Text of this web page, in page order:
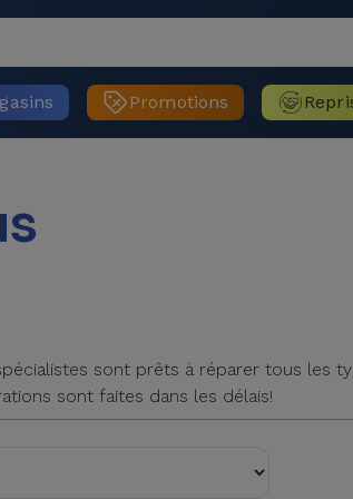
Promotions
sont prêts à réparer tous les
sont faites dans les délais!